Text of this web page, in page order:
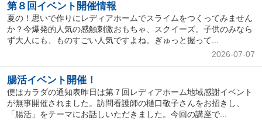
第８回イベント開催情報
夏の！思いで作りにレディアホームでスライムをつくってみません
か？今爆発的人気の感触刺激おもちゃ、スクイーズ。子供のみなら
ず大人にも、ものすごい人気ですよね。ぎゅっと握って...
2026-07-07
腸活イベント開催！
便はカラダの通知表昨日は第７回レディアホーム地域感謝イベント
が無事開催されました。訪問看護師の樋口敬子さんをお招きし、
「腸活」をテーマにお話しいただきました。今回の講座で...